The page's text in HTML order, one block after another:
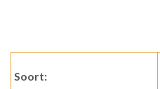
Soort: